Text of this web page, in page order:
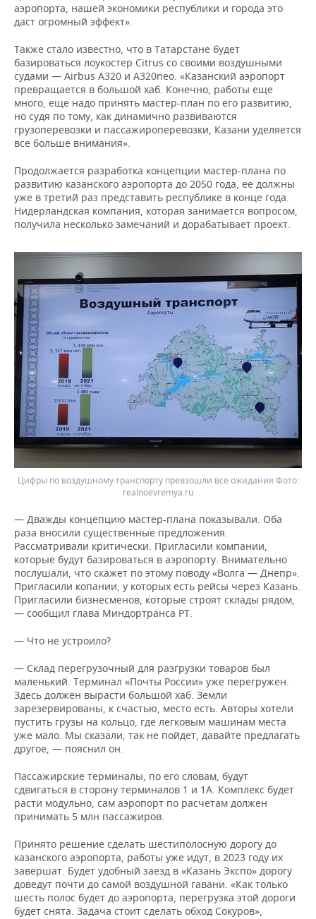
аэропорта, нашей экономики республики и города это
даст огромный эффект».
Также стало известно, что в Татарстане будет
базироваться лоукостер Citrus со своими воздушными
судами — Airbus A320 и A320neo. «Казанский аэропорт
превращается в большой хаб. Конечно, работы еще
много, еще надо принять мастер-план по его развитию,
но судя по тому, как динамично развиваются
грузоперевозки и пассажироперевозки, Казани уделяется
все больше внимания».
Продолжается разработка концепции мастер-плана по
развитию казанского аэропорта до 2050 года, ее должны
уже в третий раз представить республике в конце года.
Нидерландская компания, которая занимается вопросом,
получила несколько замечаний и дорабатывает проект.
Цифры по воздушному транспорту превзошли все ожидания
realnoevremya.ru
— Дважды концепцию мастер-плана показывали. Оба
раза вносили существенные предложения.
Рассматривали критически. Пригласили компании,
которые будут базироваться в аэропорту. Внимательно
послушали, что скажет по этому поводу «Волга — Днепр».
Пригласили копании, у которых есть рейсы через Казань.
Пригласили бизнесменов, которые строят склады рядом,
— сообщил глава Миндортранса РТ.
— Что не устроило?
— Склад перегрузочный для разгрузки товаров был
маленький. Терминал «Почты России» уже перегружен.
Здесь должен вырасти большой хаб. Земли
зарезервированы, к счастью, место есть. Авторы хотели
пустить грузы на кольцо, где легковым машинам места
уже мало. Мы сказали, так не пойдет, давайте предлагать
другое, — пояснил он.
Пассажирские терминалы, по его словам, будут
сдвигаться в сторону терминалов 1 и 1А. Комплекс будет
расти модульно, сам аэропорт по расчетам должен
принимать 5 млн пассажиров.
Принято решение сделать шестиполосную дорогу до
казанского аэропорта, работы уже идут, в 2023 году их
завершат. Будет удобный заезд в «Казань Экспо» дорогу
доведут почти до самой воздушной гавани. «Как только
шесть полос будет до аэропорта, перегрузка этой дороги
будет снята. Задача стоит сделать обход Сокуров»,